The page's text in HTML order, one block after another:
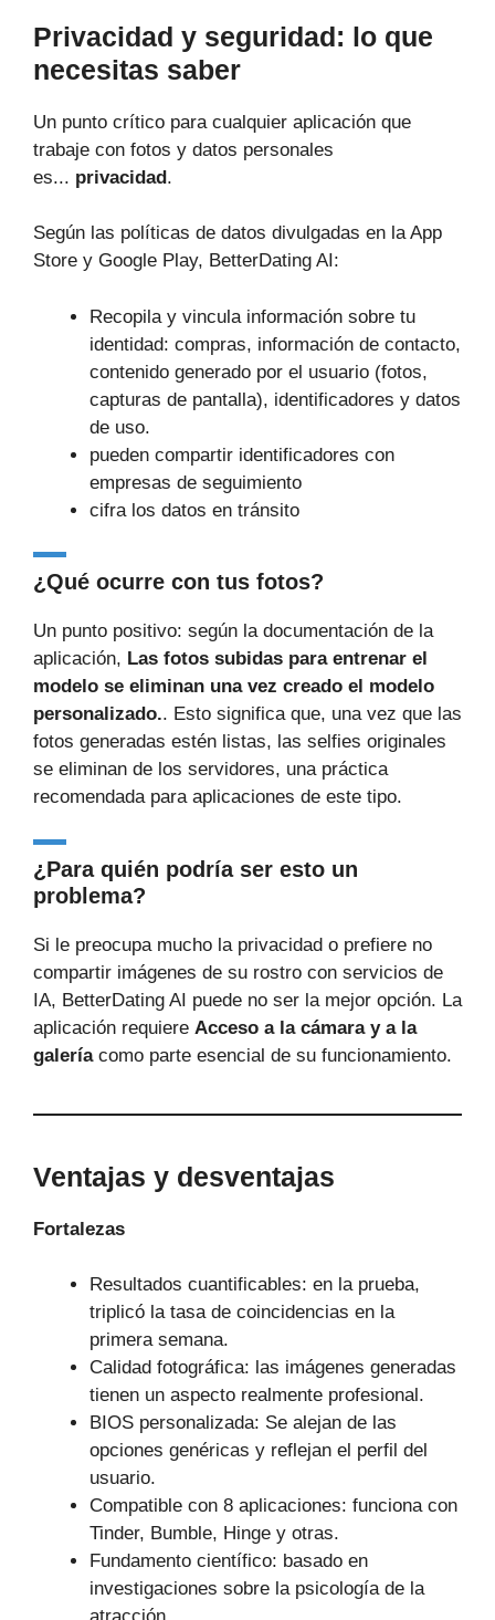
Privacidad y seguridad: lo que
necesitas saber
Un punto crítico para cualquier aplicación que
trabaje con fotos y datos personales
es... privacidad.
Según las políticas de datos divulgadas en la App
Store y Google Play, BetterDating AI:
Recopila y vincula información sobre tu
identidad: compras, información de contacto,
contenido generado por el usuario (fotos,
capturas de pantalla), identificadores y datos
de uso.
pueden compartir identificadores con
empresas de seguimiento
cifra los datos en tránsito
¿Qué ocurre con tus fotos?
Un punto positivo: según la documentación de la
aplicación, Las fotos subidas para entrenar el
modelo se eliminan una vez creado el modelo
personalizado.. Esto significa que, una vez que las
fotos generadas estén listas, las selfies originales
se eliminan de los servidores, una práctica
recomendada para aplicaciones de este tipo.
¿Para quién podría ser esto un
problema?
Si le preocupa mucho la privacidad o prefiere no
compartir imágenes de su rostro con servicios de
IA, BetterDating AI puede no ser la mejor opción. La
aplicación requiere Acceso a la cámara y a la
galeríacomo parte esencial de su funcionamiento.
Ventajas y desventajas
Fortalezas
Resultados cuantificables: en la prueba,
triplicó la tasa de coincidencias en la
primera semana.
Calidad fotográfica: las imágenes generadas
tienen un aspecto realmente profesional.
BIOS personalizada: Se alejan de las
opciones genéricas y reflejan el perfil del
usuario.
Compatible con 8 aplicaciones: funciona con
Tinder, Bumble, Hinge y otras.
Fundamento científico: basado en
investigaciones sobre la psicología de la